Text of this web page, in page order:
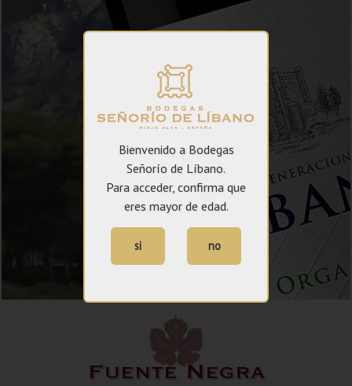
Fuente Negra
Bienvenido a Bodegas
Señorío de Líbano.
Para acceder, confirma que
eres mayor de edad.
si no